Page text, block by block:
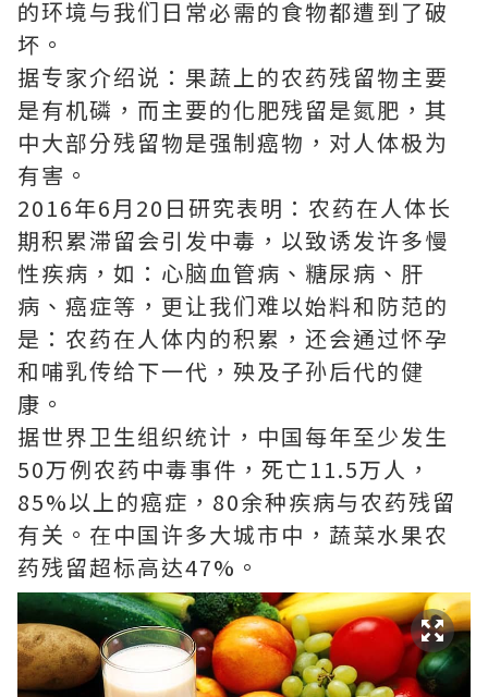
的环境与我们日常必需的食物都遭到了破
坏。
据专家介绍说：果蔬上的农药残留物主要
是有机磷，而主要的化肥残留是氮肥，其
中大部分残留物是强制癌物，对人体极为
有害。
2016年6月20日研究表明：农药在人体长
期积累滞留会引发中毒，以致诱发许多慢
性疾病，如：心脑血管病、糖尿病、肝
病、癌症等，更让我们难以始料和防范的
是：农药在人体内的积累，还会通过怀孕
和哺乳传给下一代，殃及子孙后代的健
康。
据世界卫生组织统计，中国每年至少发生
50万例农药中毒事件，死亡11.5万人，
85%以上的癌症，80余种疾病与农药残留
有关。在中国许多大城市中，蔬菜水果农
药残留超标高达47%。